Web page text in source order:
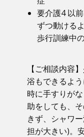
要介護4 以
ずつ動ける
歩行訓練中の
【ご相談内容
浴もできるよ
時に手すりが
助をしても、
きず、シャワ
担が大きい)。